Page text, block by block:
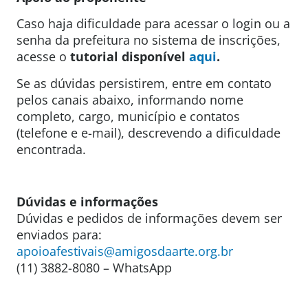
Caso haja dificuldade para acessar o login ou a
senha da prefeitura no sistema de inscrições,
acesse o tutorial disponível aqui.
Se as dúvidas persistirem, entre em contato
pelos canais abaixo, informando nome
completo, cargo, município e contatos
(telefone e e-mail), descrevendo a dificuldade
encontrada.
Dúvidas e informações
Dúvidas e pedidos de informações devem ser
enviados para:
apoioafestivais@amigosdaarte.org.br
(11) 3882-8080 – WhatsApp